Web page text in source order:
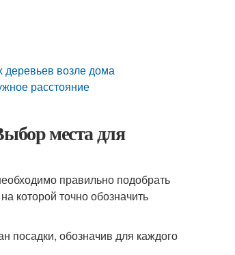
деревьев возле дома
расстояние
места для
правильно подобрать
которой точно обозначить
посадки, обозначив для каждого